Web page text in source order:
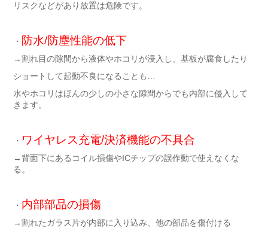
リスクなどがあり放置は危険です。
・ 防水/防塵性能の低下
→割れ目の隙間から液体やホコリが浸入し、基板が腐食したり
ショートして起動不良になることも…
水やホコリはほんの少しの小さな隙間からでも内部に侵入して
きます。
・ ワイヤレス充電/決済機能の不具合
→背面下にあるコイル損傷やICチップの誤作動で使えなくな
る。
・ 内部部品の損傷
→割れたガラス片が内部に入り込み、他の部品を傷付ける